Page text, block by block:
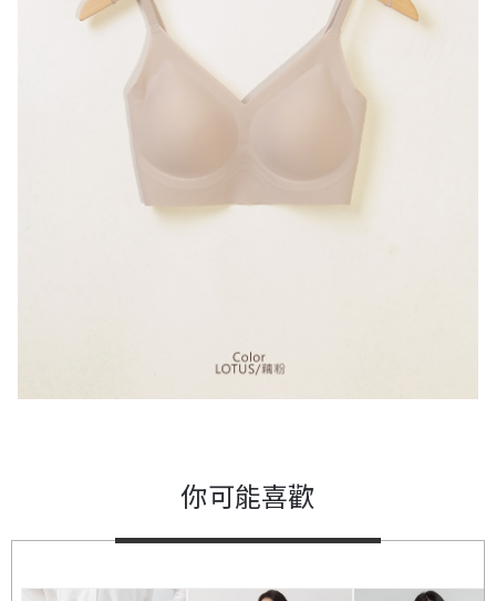
你可能喜歡